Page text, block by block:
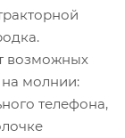
возможных
молнии:
телефона,